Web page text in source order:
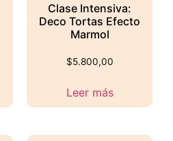
Clase Intensiva:
Deco Tortas Efecto
Marmol
$5.800,00
Leer más